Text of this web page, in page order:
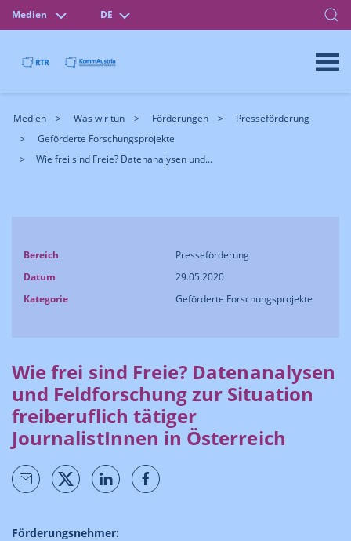
Medien DE
Medien Was wir tun Förderungen
Presseförderung
Geförderte Forschungsprojekte
Wie frei sind Freie? Datenanalysen und...
Bereich
Presseförderung
Datum
29.05.2020
Kategorie
Geförderte Forschungsprojekte
Wie frei sind Freie? Datenanalysen
und Feldforschung zur Situation
freiberuflich tätiger
JournalistInnen in Österreich
Förderungsnehmer: